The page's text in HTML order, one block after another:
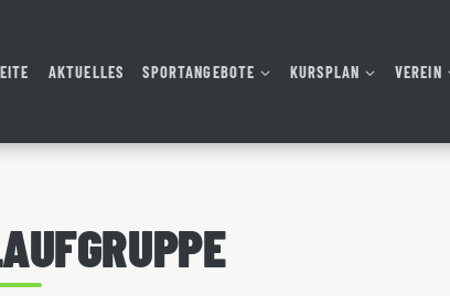
AKTUELLES SPORTANGEBOTE KURSPLAN VEREIN